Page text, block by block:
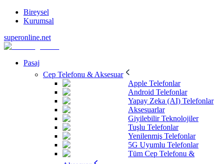
Bireysel
Kurumsal
superonline.net
Pasaj
Cep Telefonu & Aksesuar
Apple Telefonlar
Android Telefonlar
Yapay Zeka (AI) Telefonlar
Aksesuarlar
Giyilebilir Teknolojiler
Tuşlu Telefonlar
Yenilenmiş Telefonlar
5G Uyumlu Telefonlar
Tüm Cep Telefonu &